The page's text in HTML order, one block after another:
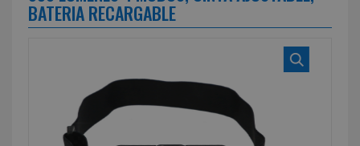
BATERIA RECARGABLE